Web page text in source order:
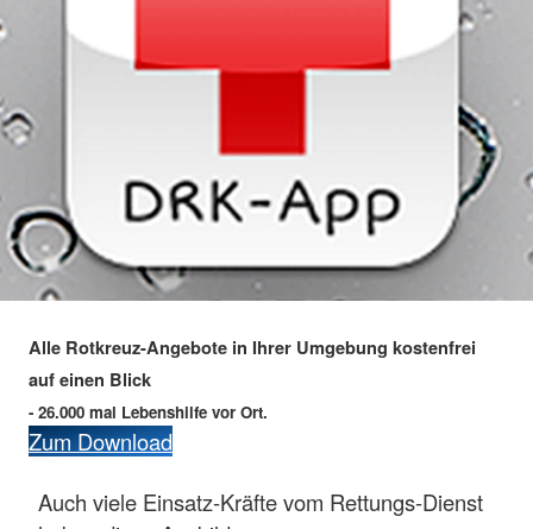
Alle Rotkreuz-Angebote in Ihrer Umgebung kostenfrei
auf einen Blick
- 26.000 mal Lebenshilfe vor Ort.
Zum Download
Auch viele Einsatz-Kräfte vom Rettungs-Dienst